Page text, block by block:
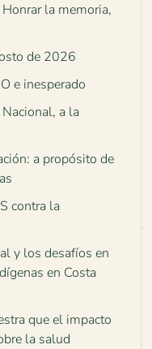
la memoria,
de 2026
e inesperado
a la
a propósito de
contra la
y los desafíos en
en Costa
que el impacto
la salud